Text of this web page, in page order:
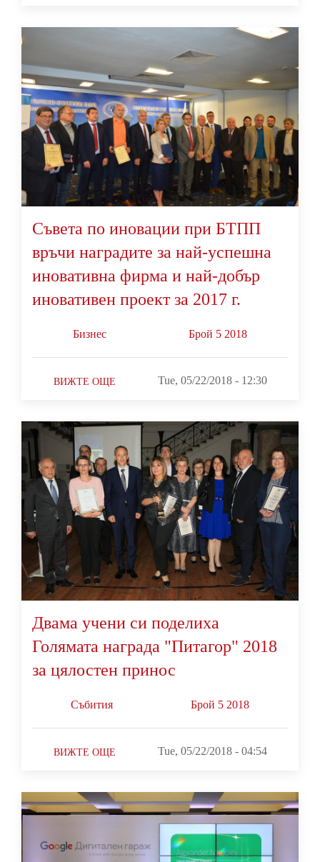
Съвета по иновации при БТПП
връчи наградите за най-успешна
иновативна фирма и най-добър
иновативен проект за 2017 г.
Бизнес Брой 5 2018
ВИЖТЕ ОЩЕ Tue, 05/22/2018 - 12:30
Двама учени си поделиха
Голямата награда "Питагор" 2018
за цялостен принос
Събития Брой 5 2018
ВИЖТЕ ОЩЕ Tue, 05/22/2018 - 04:54